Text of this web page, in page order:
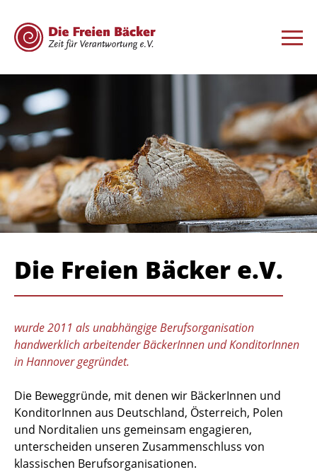
Die Freien Bäcker e.V.
wurde 2011 als unabhängige Berufsorganisation
handwerklich arbeitender BäckerInnen und KonditorInnen
in Hannover gegründet.
Die Beweggründe, mit denen wir BäckerInnen und
KonditorInnen aus Deutschland, Österreich, Polen
und Norditalien uns gemeinsam engagieren,
unterscheiden unseren Zusammenschluss von
klassischen Berufsorganisationen.